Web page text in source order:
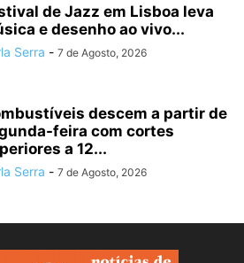
de Jazz em Lisboa leva
e desenho ao vivo...
Serra - 7 de Agosto, 2026
descem a partir de
feira com cortes
a 12...
Serra - 7 de Agosto, 2026